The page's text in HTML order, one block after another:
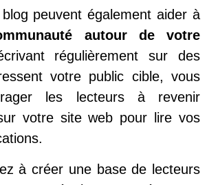
peuvent également aider à
autour de votre
régulièrement sur des
votre public cible, vous
les lecteurs à revenir
votre site web pour lire vos
à créer une base de lecteurs